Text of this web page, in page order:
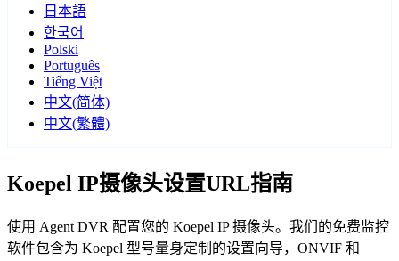
日本語
한국어
Polski
Português
Tiếng Việt
中文(简体)
中文(繁體)
Koepel IP摄像头设置URL指南
使用 Agent DVR 配置您的 Koepel IP 摄像头。我们的免费监控
软件包含为 Koepel 型号量身定制的设置向导，ONVIF 和